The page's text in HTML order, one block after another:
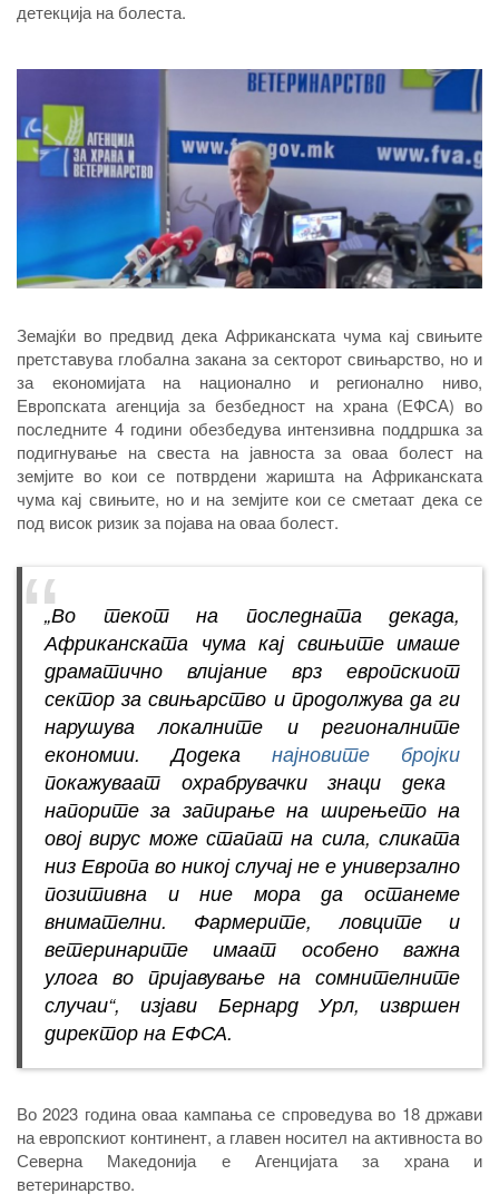
детекција на болеста.
Земајќи во предвид дека Африканската чума кај свињите
претставува глобална закана за секторот свињарство, но и
за економијата на национално и регионално ниво,
Европската агенција за безбедност на храна (ЕФСА) во
последните 4 години обезбедува интензивна поддршка за
подигнување на свеста на јавноста за оваа болест на
земјите во кои се потврдени жаришта на Африканската
чума кај свињите, но и на земјите кои се сметаат дека се
под висок ризик за појава на оваа болест.
„Во текот на последната декада,
Африканската чума кај свињите имаше
драматично влијание врз европскиот
сектор за свињарство и продолжува да ги
нарушува локалните и регионалните
економии. Додека најновите бројки
покажуваат охрабрувачки знаци дека
напорите за запирање на ширењето на
овој вирус може стапат на сила, сликата
низ Европа во никој случај не е универзално
позитивна и ние мора да останеме
внимателни. Фармерите, ловците и
ветеринарите имаат особено важна
улога во пријавување на сомнителните
случаи“, изјави Бернард Урл, извршен
директор на ЕФСА.
Во 2023 година оваа кампања се спроведува во 18 држави
на европскиот континент, а главен носител на активноста во
Северна Македонија е Агенцијата за храна и
ветеринарство.